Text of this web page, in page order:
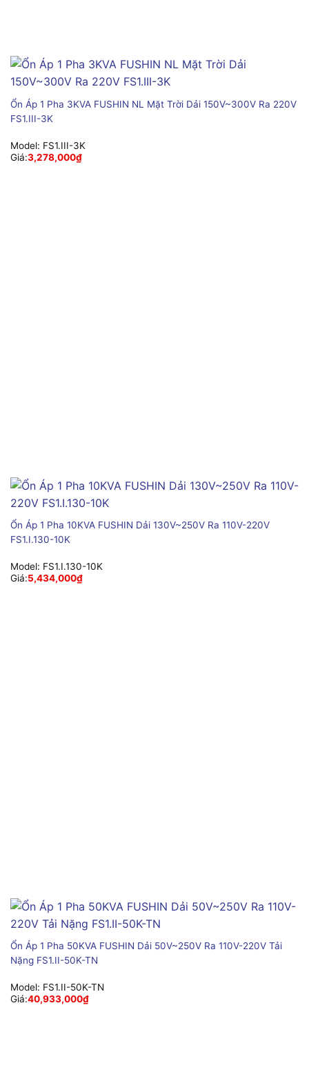
Ổn Áp 1 Pha 3KVA FUSHIN NL Mặt Trời Dải 150V~300V Ra 220V
FS1.III-3K
Model: FS1.III-3K
Giá:3,278,000₫
Ổn Áp 1 Pha 10KVA FUSHIN Dải 130V~250V Ra 110V-220V
FS1.I.130-10K
Model: FS1.I.130-10K
Giá:5,434,000₫
Ổn Áp 1 Pha 50KVA FUSHIN Dải 50V~250V Ra 110V-220V Tải
Nặng FS1.II-50K-TN
Model: FS1.II-50K-TN
Giá:40,933,000₫